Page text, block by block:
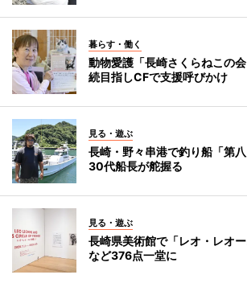
暮らす・働く
動物愛護「長崎さくらねこの
続目指しCFで支援呼びかけ
見る・遊ぶ
長崎・野々串港で釣り船「第
30代船長が舵握る
見る・遊ぶ
長崎県美術館で「レオ・レオ
など376点一堂に